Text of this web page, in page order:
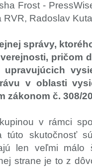
Frost -
Radoslav
správy,
pričom
upravujúcich
v oblasti
zákonom č. 308/
v rámci
túto skutočnosť
len veľmi málo
strane je to z